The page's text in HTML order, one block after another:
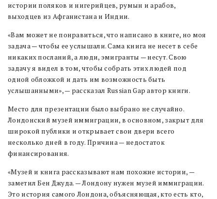
истории поляков и нигерийцев, румын и арабов,
выходцев из Афганистана и Индии.
«Вам может не понравиться, что написано в книге, но моя
задача — чтобы ее услышали. Сама книга не несет в себе
никаких посланий, а люди, эмигранты — несут. Свою
задачу я видел в том, чтобы собрать этих людей под
одной обложкой и дать им возможность быть
услышанными», — рассказал Russian Gap автор книги.
Место для презентации было выбрано не случайно.
Лондонский музей иммиграции, в основном, закрыт для
широкой публики и открывает свои двери всего
несколько дней в году. Причина — недостаток
финансирования.
«Музей и книга рассказывают нам похожие истории, —
заметил Бен Джуда. — Лондону нужен музей иммиграции.
Это история самого Лондона, объясняющая, кто есть кто,